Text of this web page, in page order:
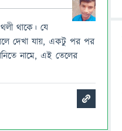
থাকে। যে
দেখা যায়, একটু পর পর
নামে, এই তেলের